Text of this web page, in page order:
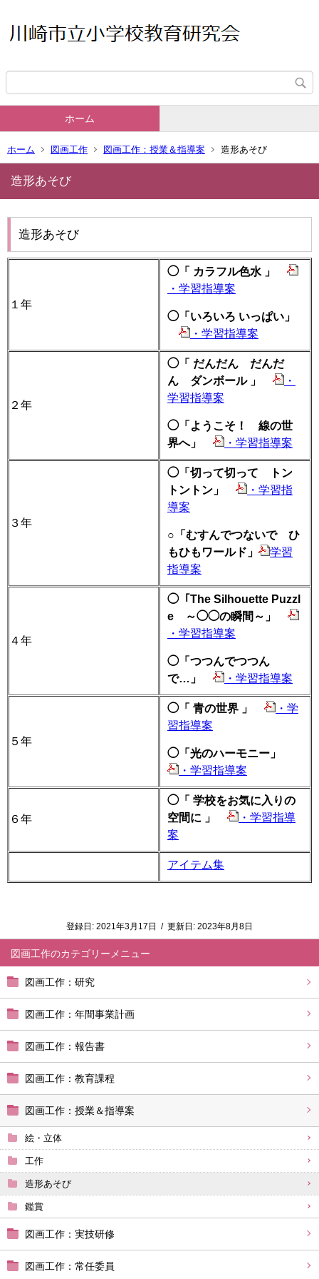
ホーム
ホーム 図画工作 図画工作：授業＆指導案 造形あそび
図画工作
図画工作：研究
図画工作：年間事業計画
図画工作：報告書
図画工作：教育課程
図画工作：授業＆指導案
絵・立体
工作
造形あそび
鑑賞
図画工作：実技研修
図画工作：常任委員
造形あそび
造形あそび
１年
◯「 カラフル色水 」
・学習指導案
◯「いろいろ いっぱい」
・学習指導案
２年
◯「 だんだん だんだ
ん ダンボール 」
・
学習指導案
◯「ようこそ！ 線の世
界へ」
・学習指導案
３年
◯「切って切って トン
トントン」
・学習指
導案
○「むすんでつないで ひ
もひもワールド」
学習
指導案
４年
◯「The Silhouette Puzzl
e ～◯◯の瞬間～」
・学習指導案
◯「つつんでつつん
で…」
・学習指導案
５年
◯「 青の世界 」
・学
習指導案
◯「光のハーモニー」
・学習指導案
６年
◯「 学校をお気に入りの
空間に 」
・学習指導
案
アイテム集
登録日: 2021年3月17日 / 更新日: 2023年8月8日